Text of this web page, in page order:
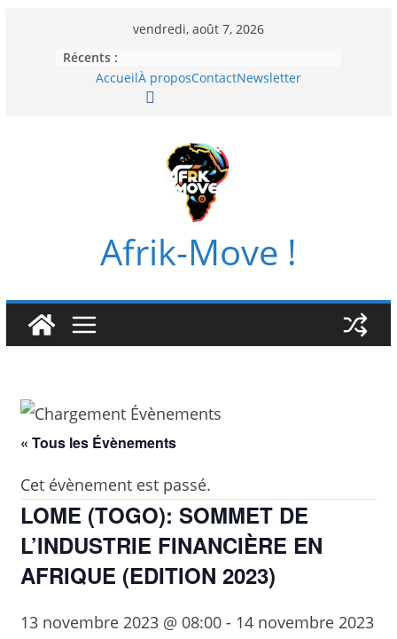
vendredi, août 7, 2026
Récents :
AccueilÀ proposContactNewsletter
Afrik-Move !
« Tous les Évènements
Cet évènement est passé.
LOME (TOGO): SOMMET DE
L’INDUSTRIE FINANCIÈRE EN
AFRIQUE (EDITION 2023)
13 novembre 2023 @ 08:00- 14 novembre 2023